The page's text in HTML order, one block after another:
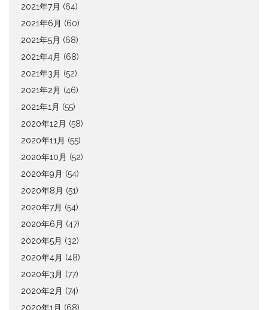
2021年7月 (64)
2021年6月 (60)
2021年5月 (68)
2021年4月 (68)
2021年3月 (52)
2021年2月 (46)
2021年1月 (55)
2020年12月 (58)
2020年11月 (55)
2020年10月 (52)
2020年9月 (54)
2020年8月 (51)
2020年7月 (54)
2020年6月 (47)
2020年5月 (32)
2020年4月 (48)
2020年3月 (77)
2020年2月 (74)
2020年1月 (68)